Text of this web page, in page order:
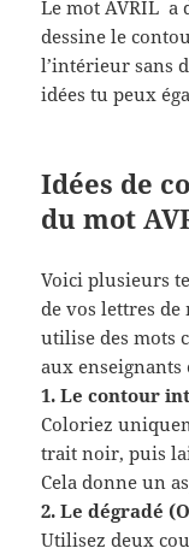
Le mot AVRIL a
dessine le
l’intérieur sans
idées tu peux
Idées de
du mot
Voici plusieurs
de vos lettres de
utilise des mots
aux enseignants
1. Le contour
Coloriez
trait noir, puis
Cela donne un
2. Le dégradé
Utilisez deux